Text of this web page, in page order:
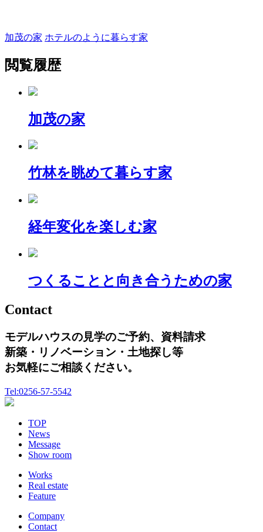
加茂の家 ホテルのように暮らす家
閲覧履歴
加茂の家
竹林を眺めて暮らす家
経年変化を楽しむ家
つくることと向き合うための家
Contact
モデルハウスの見学のご予約、資料請求
新築・リノベーション・土地探し等
お気軽にご相談ください。
Tel:0256-57-5542
TOP
News
Message
Show room
Works
Real estate
Feature
Company
Contact